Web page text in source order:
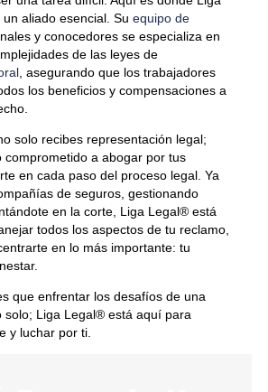
aliado esencial. Su equipo de
y conocedores se especializa en
de las leyes de
, asegurando que los trabajadores
los beneficios y compensaciones a
solo recibes representación legal;
comprometido a abogar por tus
en cada paso del proceso legal. Ya
de seguros, gestionando
en la corte, Liga Legal® está
todos los aspectos de tu reclamo,
en lo más importante: tu
que enfrentar los desafíos de una
solo; Liga Legal® está aquí para
y luchar por ti.